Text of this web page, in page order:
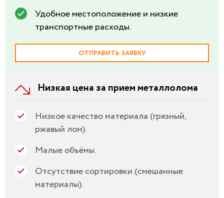
Удобное местоположение и низкие
транспортные расходы.
ОТПРАВИТЬ ЗАЯВКУ
Низкая цена за прием металлолома
Низкое качество материала (грязный,
ржавый лом).
Малые объёмы.
Отсутствие сортировки (смешанные
материалы).